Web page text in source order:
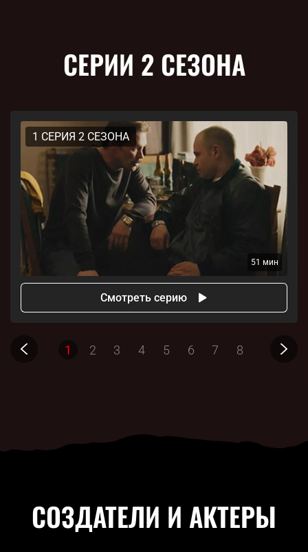
СЕРИИ 2 СЕЗОНА
1 СЕРИЯ 2 СЕЗОНА
51 мин
Смотреть серию
1 2 3 4 5 6 7 8
СОЗДАТЕЛИ И АКТЕРЫ